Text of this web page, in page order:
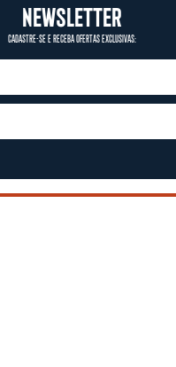
NEWSLETTER
CADASTRE-SE E RECEBA OFERTAS EXCLUSIVAS: